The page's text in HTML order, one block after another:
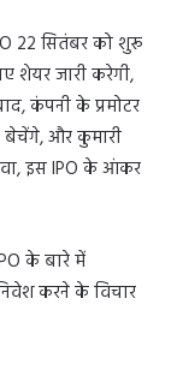
22 सितंबर को शुरू
शेयर जारी करेगी,
कंपनी के प्रमोटर
और कुमारी
इस IPO के आंकर
के बारे में
करने के विचार